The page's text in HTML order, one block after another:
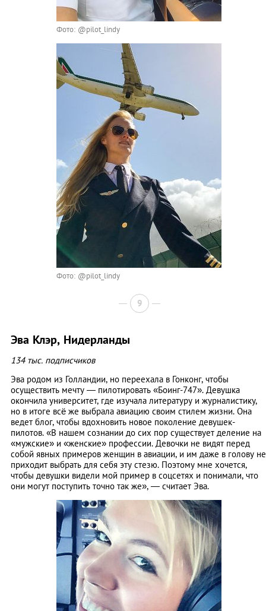
Фото: @pilot_lindy
Фото: @pilot_lindy
9
Эва Клэр, Нидерланды
134 тыс. подписчиков
Эва родом из Голландии, но переехала в Гонконг, чтобы
осуществить мечту — пилотировать «Боинг-747». Девушка
окончила университет, где изучала литературу и журналистику,
но в итоге всё же выбрала авиацию своим стилем жизни. Она
ведет блог, чтобы вдохновить новое поколение девушек-
пилотов. «В нашем сознании до сих пор существует деление на
«мужские» и «женские» профессии. Девочки не видят перед
собой явных примеров женщин в авиации, и им даже в голову не
приходит выбрать для себя эту стезю. Поэтому мне хочется,
чтобы девушки видели мой пример в соцсетях и понимали, что
они могут поступить точно так же», — считает Эва.